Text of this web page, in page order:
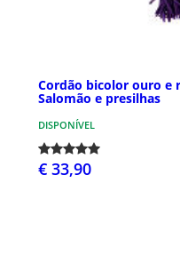
Cordão bicolor ouro e
Salomão e presilhas
DISPONÍVEL
€ 33,90